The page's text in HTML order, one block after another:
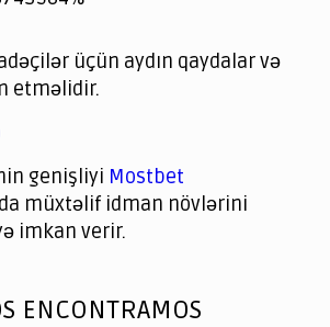
login
슬롯online
üçün aydın qaydalar və
etməlidir.
genişliyi Mostbet
müxtəlif idman növlərini
imkan verir.
ENCONTRAMOS